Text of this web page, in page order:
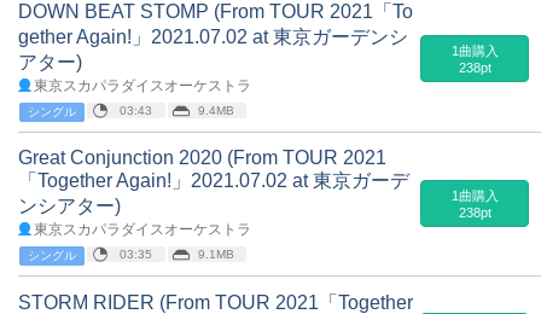
DOWN BEAT STOMP (From TOUR 2021「To
gether Again!」2021.07.02 at 東京ガーデンシ
アター)
東京スカパラダイスオーケストラ
シングル 03:43 9.4MB
1曲購入
238pt
Great Conjunction 2020 (From TOUR 2021
「Together Again!」2021.07.02 at 東京ガーデ
ンシアター)
東京スカパラダイスオーケストラ
シングル 03:35 9.1MB
1曲購入
238pt
STORM RIDER (From TOUR 2021「Together